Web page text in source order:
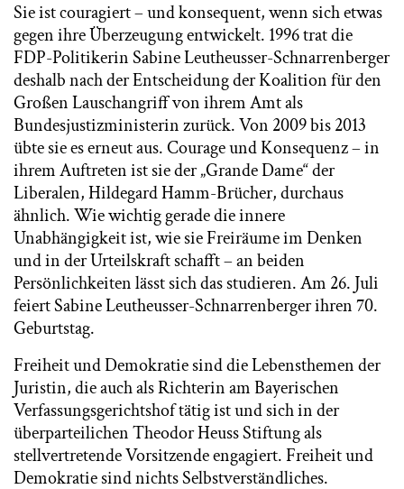
Sie ist couragiert – und konsequent, wenn sich etwas
gegen ihre Überzeugung entwickelt. 1996 trat die
FDP-Politikerin Sabine Leutheusser-Schnarrenberger
deshalb nach der Entscheidung der Koalition für den
Großen Lauschangriff von ihrem Amt als
Bundesjustizministerin zurück. Von 2009 bis 2013
übte sie es erneut aus. Courage und Konsequenz – in
ihrem Auftreten ist sie der „Grande Dame“ der
Liberalen, Hildegard Hamm-Brücher, durchaus
ähnlich. Wie wichtig gerade die innere
Unabhängigkeit ist, wie sie Freiräume im Denken
und in der Urteilskraft schafft – an beiden
Persönlichkeiten lässt sich das studieren. Am 26. Juli
feiert Sabine Leutheusser-Schnarrenberger ihren 70.
Geburtstag.
Freiheit und Demokratie sind die Lebensthemen der
Juristin, die auch als Richterin am Bayerischen
Verfassungsgerichtshof tätig ist und sich in der
überparteilichen Theodor Heuss Stiftung als
stellvertretende Vorsitzende engagiert. Freiheit und
Demokratie sind nichts Selbstverständliches.